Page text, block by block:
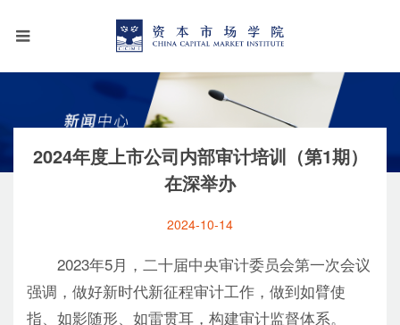
2024年度上市公司内部审计培训（第1期）
在深举办
2024-10-14
2023年5月，二十届中央审计委员会第一次会议
强调，做好新时代新征程审计工作，做到如臂使
指、如影随形、如雷贯耳，构建审计监督体系。